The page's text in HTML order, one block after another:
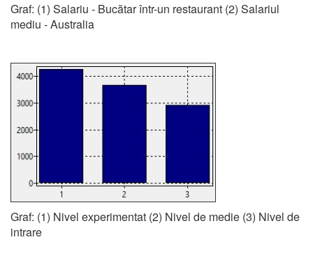
Graf: (1) Salariu - Bucătar într-un restaurant (2) Salariul
mediu - Australia
Graf: (1) Nivel experimentat (2) Nivel de medie (3) Nivel de
intrare